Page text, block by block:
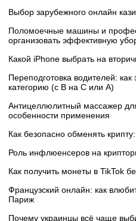
Выбор зарубежного онлайн
Поломоечные машины и
организовать эффективную
Какой iPhone выбрать на
Переподготовка водителей:
категорию (с B на C или А)
Антицеллюлитный массажер
особенности применения
Как безопасно обменять
Роль инфлюенсеров на
Как получить монеты в TikTok
Французский онлайн: как
Париж
Почему украинцы всё чаще